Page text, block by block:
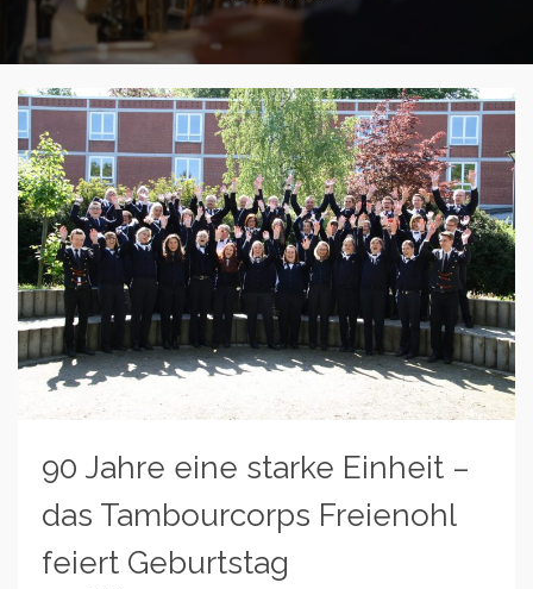
90 Jahre eine starke Einheit –
das Tambourcorps Freienohl
feiert Geburtstag